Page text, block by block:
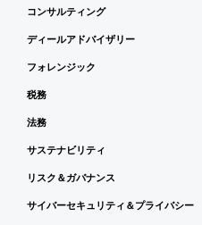
コンサルティング
ディールアドバイザリー
フォレンジック
税務
法務
サステナビリティ
リスク＆ガバナンス
サイバーセキュリティ＆プライバシー